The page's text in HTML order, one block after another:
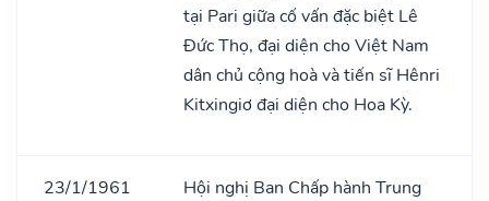
tại Pari giữa cố vấn đặc biệt Lê
Đức Thọ, đại diện cho Việt Nam
dân chủ cộng hoà và tiến sĩ Hênri
Kitxingiơ đại diện cho Hoa Kỳ.
23/1/1961
Hội nghị Ban Chấp hành Trung